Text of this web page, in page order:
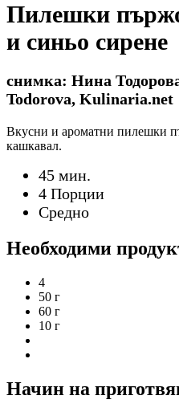
Пилешки
и синьо сирене
снимка: Нина
Todorova, Kulinaria.net
Вкусни и ароматни пилешки
кашкавал.
45 мин.
4 Порции
Средно
Необходими
4
50 г
60 г
10 г
Начин на